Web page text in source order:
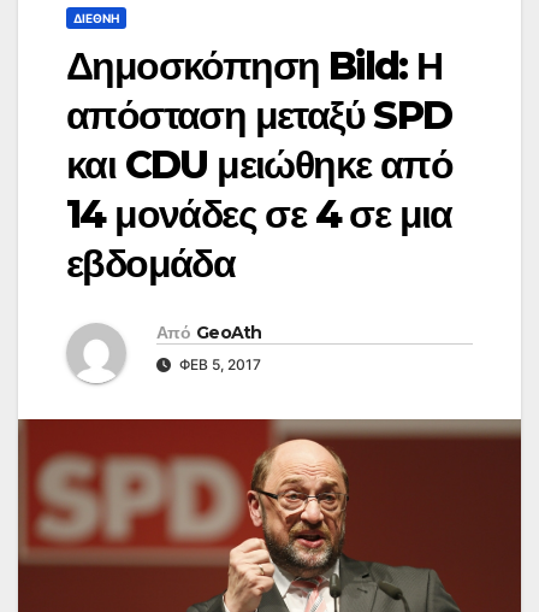
ΔΙΕΘΝΉ
Δημοσκόπηση Bild: Η
απόσταση μεταξύ SPD
και CDU μειώθηκε από
14 μονάδες σε 4 σε μια
εβδομάδα
Από GeoAth
ΦΕΒ 5, 2017